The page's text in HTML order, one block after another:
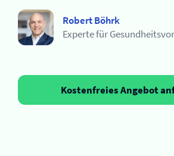
Robert Böhrk
Experte für
Kostenfreies Angebot